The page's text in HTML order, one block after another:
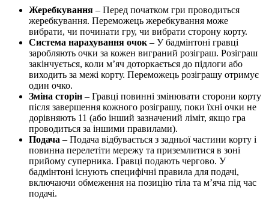
Жеребкування – Перед початком гри проводиться
жеребкування. Переможець жеребкування може
вибрати, чи починати гру, чи вибрати сторону корту.
Система нарахування очок – У бадмінтоні гравці
заробляють очки за кожен виграний розіграш. Розіграш
закінчується, коли м’яч доторкається до підлоги або
виходить за межі корту. Переможець розіграшу отримує
один очко.
Зміна сторін – Гравці повинні змінювати сторони корту
після завершення кожного розіграшу, поки їхні очки не
дорівняють 11 (або інший зазначений ліміт, якщо гра
проводиться за іншими правилами).
Подача – Подача відбувається з задньої частини корту і
повинна перелетіти мережу та приземлитися в зоні
прийому суперника. Гравці подають чергово. У
бадмінтоні існують специфічні правила для подачі,
включаючи обмеження на позицію тіла та м’яча під час
подачі.